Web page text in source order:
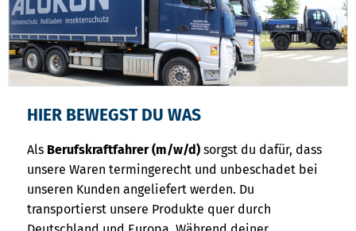
HIER BEWEGST DU WAS
Als Berufskraftfahrer (m/w/d) sorgst du dafür, dass
unsere Waren termingerecht und unbeschadet bei
unseren Kunden angeliefert werden. Du
transportierst unsere Produkte quer durch